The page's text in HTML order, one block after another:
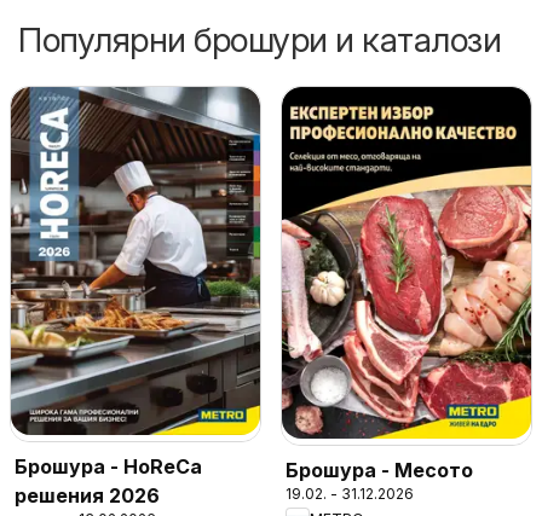
Популярни брошури и каталози
Брошура - HoReCa
решения 2026
Брошура - Месото
19.02. - 31.12.2026